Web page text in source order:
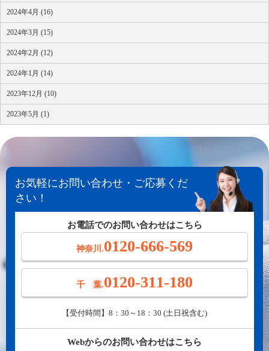
2024年4月 (16)
2024年3月 (15)
2024年2月 (12)
2024年1月 (14)
2023年12月 (10)
2023年5月 (1)
お気軽にお問い合わせ・ご応募くだ
さい！
お電話でのお問い合わせはこちら
神奈川.0120-666-569
千 葉.0120-311-180
【受付時間】8：30～18：30 (土日祝含む)
Webからのお問い合わせはこちら